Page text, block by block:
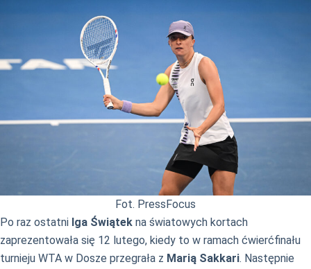
Fot. PressFocus
Po raz ostatni Iga Świątek na światowych kortach
zaprezentowała się 12 lutego, kiedy to w ramach ćwierćfinału
turnieju WTA w Dosze przegrała z Marią Sakkari. Następnie